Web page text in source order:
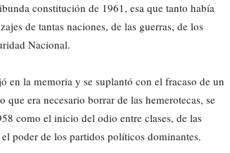
constitución de 1961, esa que tanto había
de tantas naciones, de las guerras, de los
Nacional.
en la memoria y se suplantó con el fracaso de un
era necesario borrar de las hemerotecas, se
como el inicio del odio entre clases, de las
poder de los partidos políticos dominantes.